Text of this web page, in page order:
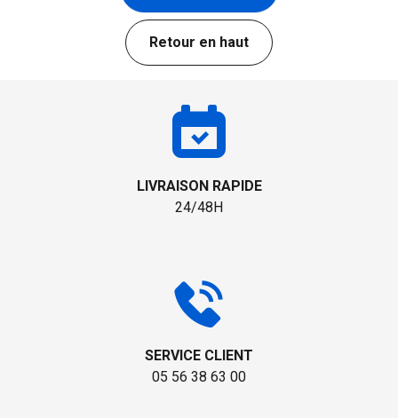
Retour en haut
LIVRAISON RAPIDE
24/48H
SERVICE CLIENT
05 56 38 63 00